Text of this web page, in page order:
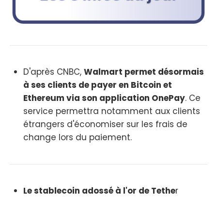
D'après CNBC, Walmart permet désormais
à ses clients de payer en Bitcoin et
Ethereum via son application OnePay. Ce
service permettra notamment aux clients
étrangers d'économiser sur les frais de
change lors du paiement.
Le stablecoin adossé à l'or de Tether